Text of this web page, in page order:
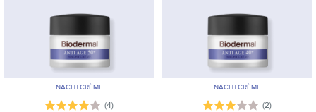
NACHTCRÈME
(4)
NACHTCRÈME
(2)